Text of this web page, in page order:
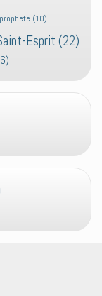
prophete (10)
Esprit (22)